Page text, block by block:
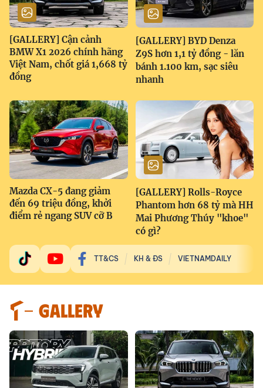
[GALLERY] Cận cảnh
BMW X1 2026 chính hãng
Việt Nam, chốt giá 1,668 tỷ
đồng
[GALLERY] BYD Denza
Z9S hơn 1,1 tỷ đồng - lăn
bánh 1.100 km, sạc siêu
nhanh
Mazda CX-5 đang giảm
đến 69 triệu đồng, khởi
điểm rẻ ngang SUV cỡ B
[GALLERY] Rolls-Royce
Phantom hơn 68 tỷ mà HH
Mai Phương Thúy "khoe"
có gì?
TT&CS KH & ĐS VIETNAMDAILY
GALLERY